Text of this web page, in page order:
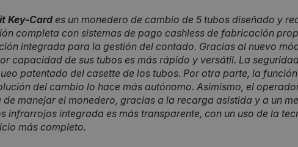
Key-Card es un monedero de cambio de 5 tubos diseñado y
completa con sistemas de pago cashless de fabricación
integrada para la gestión del contado. Gracias al nuevo
capacidad de sus tubos es más rápido y versátil. La
patentado del casette de los tubos. Por otra parte, la
del cambio lo hace más autónomo. Asimismo, el
de manejar el monedero, gracias a la recarga asistida y a un
infrarrojos integrada es más transparente, con un uso de la
más completo.